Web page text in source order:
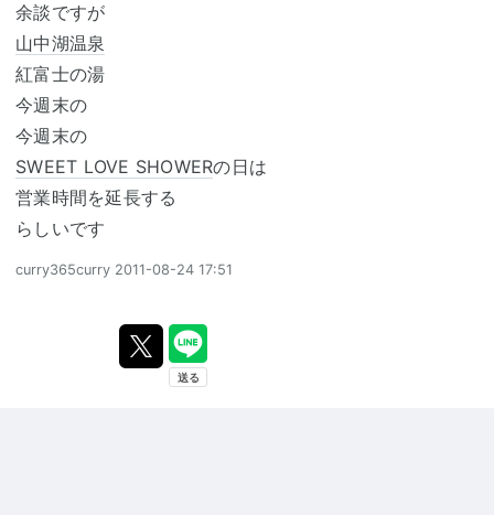
余談ですが
山中湖温泉
紅富士の湯
今週末の
今週末の
SWEET LOVE SHOWERの日は
営業時間を延長する
らしいです
curry365curry 2011-08-24 17:51